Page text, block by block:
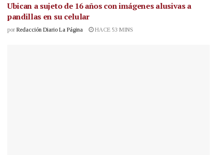
Ubican a sujeto de 16 años con imágenes alusivas a
pandillas en su celular
por Redacción Diario La Página HACE 53 MINS